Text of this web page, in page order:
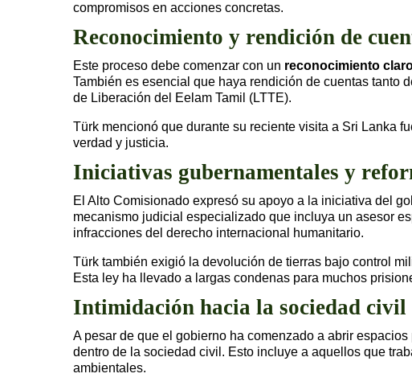
compromisos en acciones concretas.
Reconocimiento y rendición de
Este proceso debe comenzar con un reconocimiento
También es esencial que haya rendición de cuentas tanto
de Liberación del Eelam Tamil (LTTE).
Türk mencionó que durante su reciente visita a Sri Lanka
verdad y justicia.
Iniciativas gubernamentales y
El Alto Comisionado expresó su apoyo a la iniciativa del
mecanismo judicial especializado que incluya un asesor
infracciones del derecho internacional humanitario.
Türk también exigió la devolución de tierras bajo control
Esta ley ha llevado a largas condenas para muchos
Intimidación hacia la sociedad civil
A pesar de que el gobierno ha comenzado a abrir
dentro de la sociedad civil. Esto incluye a aquellos que
ambientales.